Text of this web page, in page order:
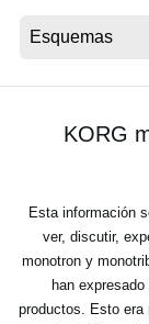
Acerca
KORG
Esta información
ver, discutir,
monotron y
han
productos. Esto era